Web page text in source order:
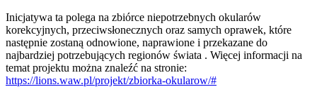
Inicjatywa ta polega na zbiórce niepotrzebnych okularów
korekcyjnych, przeciwsłonecznych oraz samych oprawek, które
następnie zostaną odnowione, naprawione i przekazane do
najbardziej potrzebujących regionów świata . Więcej informacji na
temat projektu można znaleźć na stronie:
https://lions.waw.pl/projekt/zbiorka-okularow/#